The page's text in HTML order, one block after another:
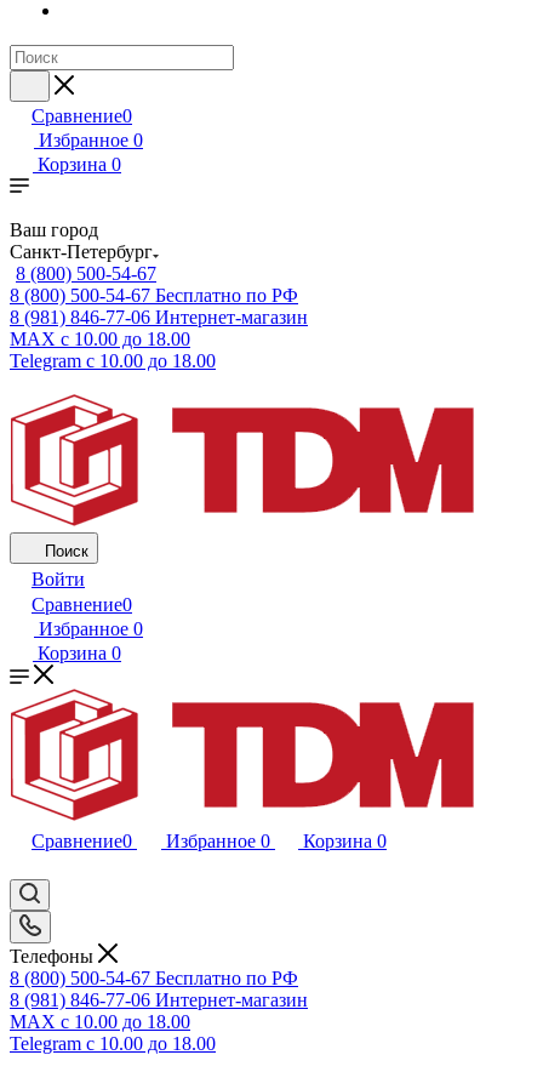
Сравнение0
Избранное 0
Корзина 0
Ваш город
Санкт-Петербург
8 (800) 500-54-67
8 (800) 500-54-67 Бесплатно по РФ
8 (981) 846-77-06 Интернет-магазин
MAX с 10.00 до 18.00
Telegram с 10.00 до 18.00
Поиск
Войти
Сравнение0
Избранное 0
Корзина 0
Сравнение0 Избранное 0 Корзина 0
Телефоны
8 (800) 500-54-67 Бесплатно по РФ
8 (981) 846-77-06 Интернет-магазин
MAX с 10.00 до 18.00
Telegram с 10.00 до 18.00